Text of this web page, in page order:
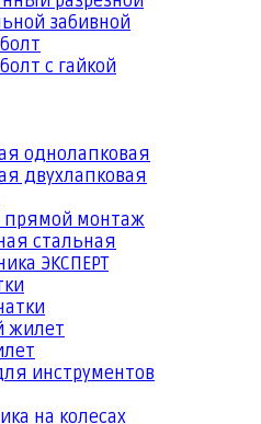
забивной
с гайкой
однолапковая
двухлапковая
прямой монтаж
стальная
ЭКСПЕРТ
жилет
инструментов
на колесах